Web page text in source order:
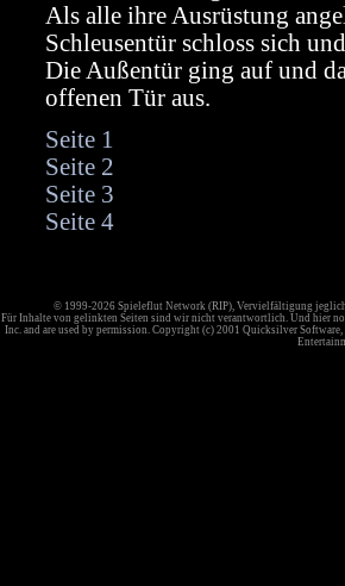
Als alle ihre Ausrüstung
Schleusentür schloss sich
Die Außentür ging auf und
offenen Tür aus.
Seite 1
Seite 2
Seite 3
Seite 4
© 1999-2026 Spieleflut Network (RIP), Vervielfältigung
Für Inhalte von gelinkten Seiten sind wir nicht verantwortlich. Und hier
Inc. and are used by permission. Copyright (c) 2001 Quicksilver